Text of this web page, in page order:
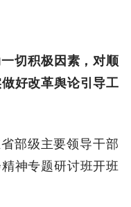
切积极因素，对顺
好改革舆论引导工
部级主要领导干部
神专题研讨班开班